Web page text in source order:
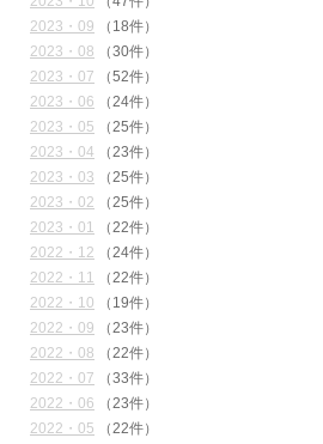
2023・09 （18件）
2023・08 （30件）
2023・07 （52件）
2023・06 （24件）
2023・05 （25件）
2023・04 （23件）
2023・03 （25件）
2023・02 （25件）
2023・01 （22件）
2022・12 （24件）
2022・11 （22件）
2022・10 （19件）
2022・09 （23件）
2022・08 （22件）
2022・07 （33件）
2022・06 （23件）
2022・05 （22件）